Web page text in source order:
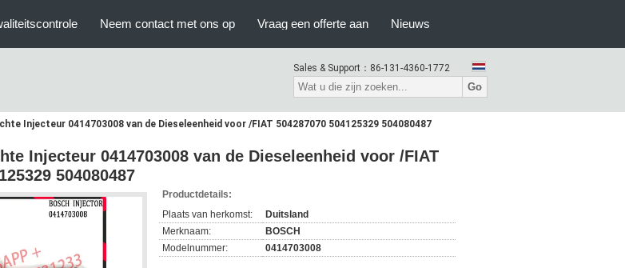
Neem contact met ons op Vraag een offerte aan Nieuws
Sales & Support： 86-131-4360-1772
Go
Injecteur 0414703008 van de Dieseleenheid voor /FIAT 504287070 504125329 504080487
Injecteur 0414703008 van de Dieseleenheid voor /FIAT
504080487
Productdetails:
Plaats van herkomst:
Duitsland
Merknaam:
BOSCH
Modelnummer:
0414703008